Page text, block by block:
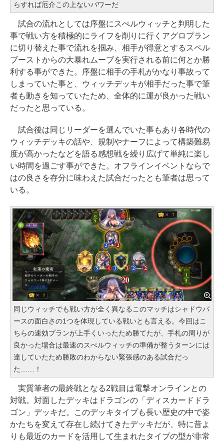
らすれば厄介この上ないパワーだ
試合の流れとしては序盤にスぺルウィッチと判明した
事で戦い方を積極的にライフを削りに行くアグロプラン
に切り替えた事で流れを掴み、相手が得意とするスペル
ブーストからの大暴れムーブを実行される前に何とか勝
利する事ができた。序盤に相手の手札がかなり事故って
しまっていた事と、ウィッチデッキが相手だった事で筆
者も動きを知っていたため、全体的に運が良かった戦い
だったと思っている。
試合後は同じリーダーを選んでいた事もあり各時代の
ウィッチデッキの話や、規制やナーフによって構築難易
度が高かったなどを語る感想戦を繰り広げて単純に楽し
い時間を過ごす事ができた。オフラインイベントならで
はの良さを存分に味わえた試合だったとも筆者は思って
いる。
同じウィッチでも戦い方が全く異なるこのマッチはシャドウバ
ースの面白さの1つを体現している戦いとも言える。今回はこ
ちらの速効プランが上手くいったため勝てたが、手札の周りが
良かった場合は最速のスぺルウィッチの準備が整うターンには
達していたため勝敗のわからない緊張感のある試合だっ
た……！
実質筆者の最終戦となる2戦目は電撃オンラインとの
対戦。対面したデッキはドラゴンの「ディスカードドラ
ゴン」デッキだ。このデッキタイプも長い歴史の中で姿
かたちを変えて存在し続けてきたデッキだが、特に昔よ
りも最近のカードを活用して生まれたタイプの型が非常